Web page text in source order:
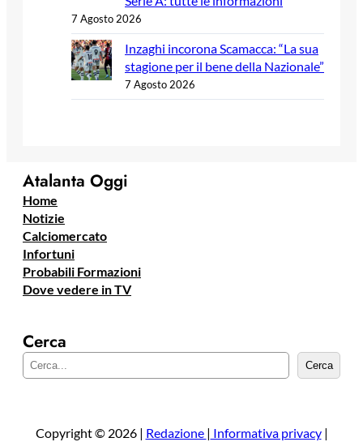
7 Agosto 2026
Inzaghi incorona Scamacca: “La sua
stagione per il bene della Nazionale”
7 Agosto 2026
Atalanta Oggi
Home
Notizie
Calciomercato
Infortuni
Probabili Formazioni
Dove vedere in TV
Cerca
e
a
Cerca
Copyright © 2026 | Redazione | Informativa privacy|